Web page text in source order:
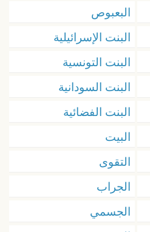
البعبوص
البنت الإسرائيلية
البنت التونسية
البنت السودانية
البنت الفضائية
البيت
التقوى
الجراب
الجسمي